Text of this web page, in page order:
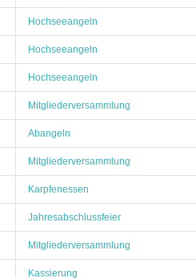
Hochseeangeln
Hochseeangeln
Hochseeangeln
Mitgliederversammlung
Abangeln
Mitgliederversammlung
Karpfenessen
Jahresabschlussfeier
Mitgliederversammlung
Kassierung